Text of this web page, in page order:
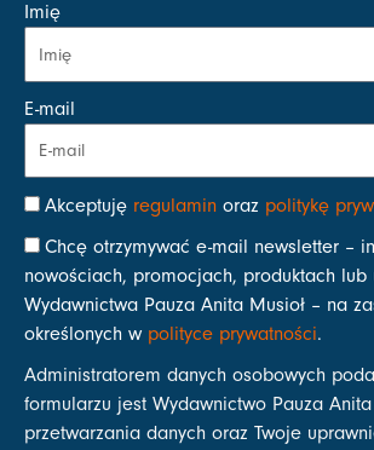
Imię
E-mail
Akceptuję regulamin oraz politykę
Chcę otrzymywać e-mail newsletter –
nowościach, promocjach, produktach lub
Wydawnictwa Pauza Anita Musioł – na
określonych w polityce prywatności.
Administratorem danych osobowych
formularzu jest Wydawnictwo Pauza
przetwarzania danych oraz Twoje